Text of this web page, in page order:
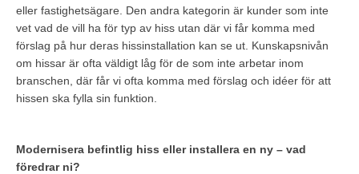
eller fastighetsägare. Den andra kategorin är kunder som inte
vet vad de vill ha för typ av hiss utan där vi får komma med
förslag på hur deras hissinstallation kan se ut. Kunskapsnivån
om hissar är ofta väldigt låg för de som inte arbetar inom
branschen, där får vi ofta komma med förslag och idéer för att
hissen ska fylla sin funktion.
Modernisera befintlig hiss eller installera en ny – vad
föredrar ni?